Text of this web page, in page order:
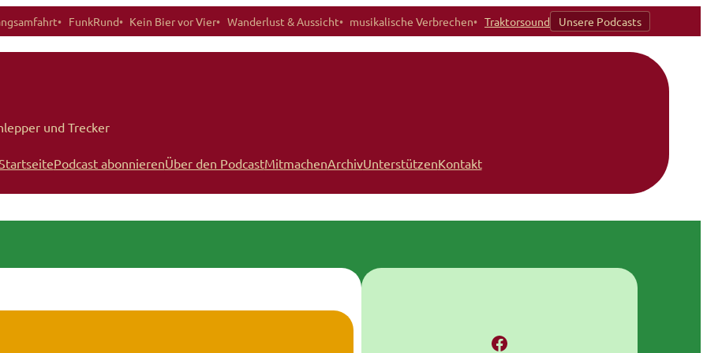
FunkRund Kein Bier vor Vier Wanderlust & Aussicht musikalische Verbrechen Traktorsound Unsere Podcasts
und Trecker
Podcast abonnierenÜber den PodcastMitmachenArchivUnterstützenKontakt
Facebook